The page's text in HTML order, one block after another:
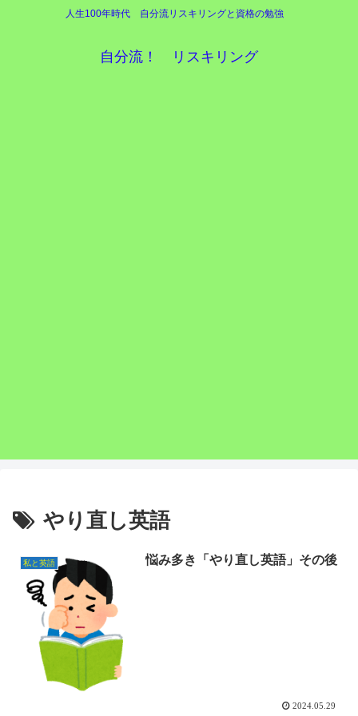
人生100年時代 自分流リスキリングと資格の勉強
自分流！ リスキリング
やり直し英語
私と英語 悩み多き「やり直し英語」その後
2024.05.29